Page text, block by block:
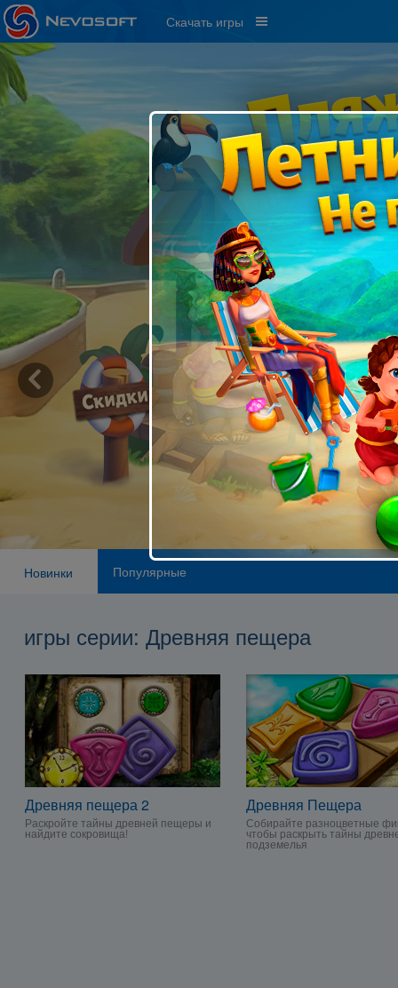
Скачать игры
Новинки Популярные
игры серии: Древняя пещера
Древняя пещера 2
Раскройте тайны древней пещеры и
найдите сокровища!
Древняя Пещера
Собирайте разноцветные
чтобы раскрыть тайны
подземелья